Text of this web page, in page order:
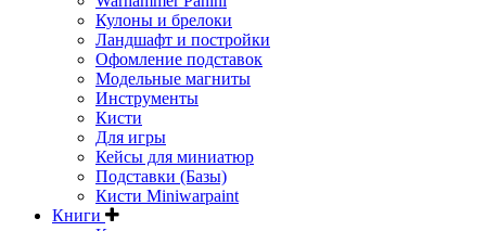
Кулоны и брелоки
Ландшафт и постройки
Офомление подставок
Модельные магниты
Инструменты
Кисти
Для игры
Кейсы для миниатюр
Подставки (Базы)
Кисти Miniwarpaint
Книги